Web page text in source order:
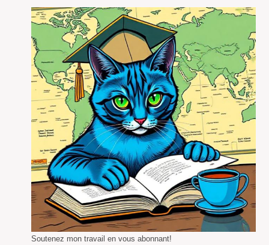
Soutenez mon travail en vous abonnant!